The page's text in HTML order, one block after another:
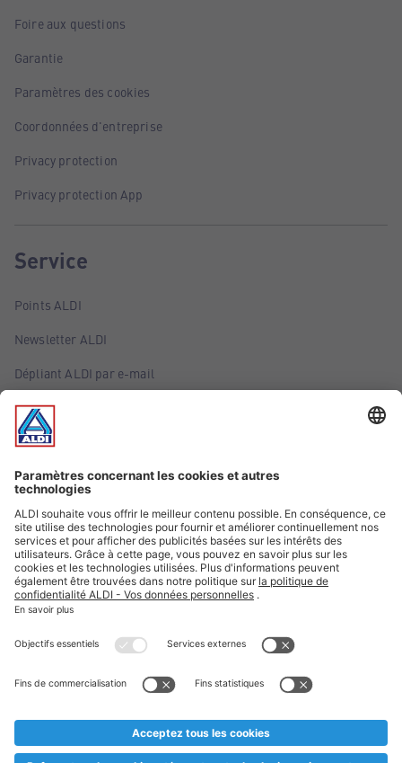
Foire aux questions
Garantie
Paramètres des cookies
Coordonnées d'entreprise
Privacy protection
Privacy protection App
Service
Points ALDI
Newsletter ALDI
Dépliant ALDI par e-mail
Offres
Infos essentielles
Suivez ALDI Belgique
Textes marqués d'un astérisque et mentions légales
* Nous vendons ces articles temporairement et jusqu'à
au cas où, malgré le planning bien étudié, nous serions
prématurément en rupture de stock. Prix Recupel et TVA incl.
** Sur ce site, l’utilisation de la forme masculine a été adoptée